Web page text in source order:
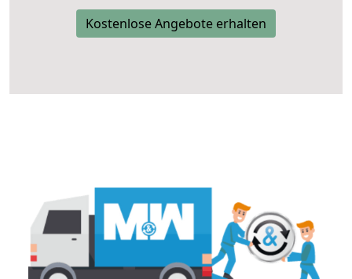
Kostenlose Angebote erhalten